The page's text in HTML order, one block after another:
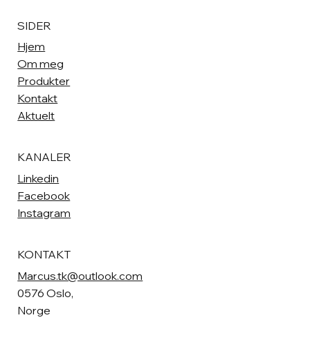
SIDER
Hjem
Om meg
Produkter
Kontakt
Aktuelt
KANALER
Linkedin
Facebook
Instagram
KONTAKT
Marcus.tk@outlook.com
0576 Oslo,
Norge